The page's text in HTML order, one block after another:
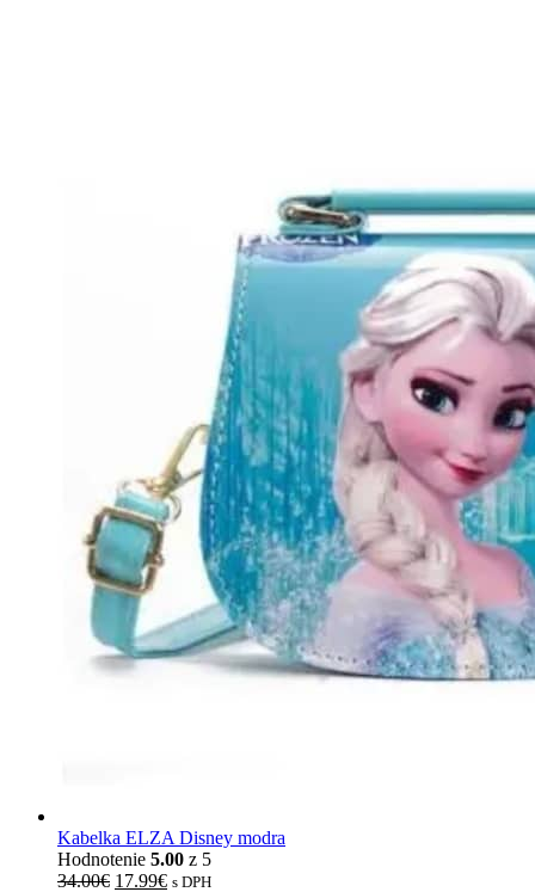
Kabelka ELZA Disney modra
Hodnotenie 5.00 z 5
34.00€ 17.99€ s DPH